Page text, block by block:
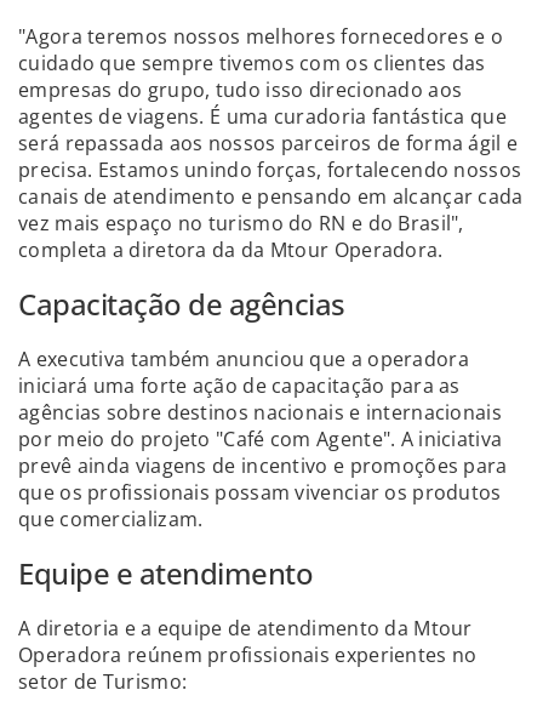
"Agora teremos nossos melhores fornecedores e o
cuidado que sempre tivemos com os clientes das
empresas do grupo, tudo isso direcionado aos
agentes de viagens. É uma curadoria fantástica que
será repassada aos nossos parceiros de forma ágil e
precisa. Estamos unindo forças, fortalecendo nossos
canais de atendimento e pensando em alcançar cada
vez mais espaço no turismo do RN e do Brasil",
completa a diretora da da Mtour Operadora.
Capacitação de agências
A executiva também anunciou que a operadora
iniciará uma forte ação de capacitação para as
agências sobre destinos nacionais e internacionais
por meio do projeto "Café com Agente". A iniciativa
prevê ainda viagens de incentivo e promoções para
que os profissionais possam vivenciar os produtos
que comercializam.
Equipe e atendimento
A diretoria e a equipe de atendimento da Mtour
Operadora reúnem profissionais experientes no
setor de Turismo: